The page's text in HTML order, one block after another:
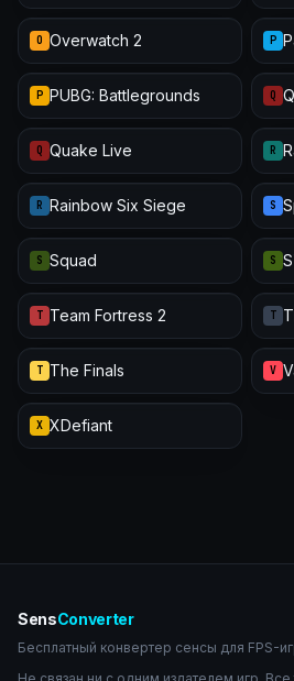
O Overwatch 2 P
P PUBG: Battlegrounds Q
Q Quake Live R
R Rainbow Six Siege S
S Squad S
T Team Fortress 2 T
T The Finals V
X XDefiant
SensConverter
Бесплатный конвертер сенсы для FPS-